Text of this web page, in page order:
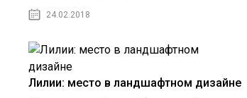
24.02.2018
Лилии: место в ландшафтном дизайне